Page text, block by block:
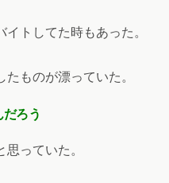
トしてた時もあった。
ものが漂っていた。
ろう
っていた。